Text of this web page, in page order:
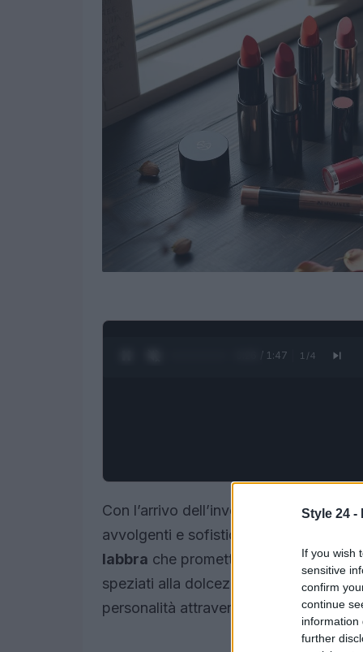
Style 24 -
If you wish
sensitive
confirm
continue
information
further
0:27 / 1:47 1 /4
Con l’arrivo dell’inverno, il mondo del
avvolgenti e sofisticati. Questo è il
labbra che promettono di dominare
speziati alla dolcezza dei nude
personalità attraverso il colore.